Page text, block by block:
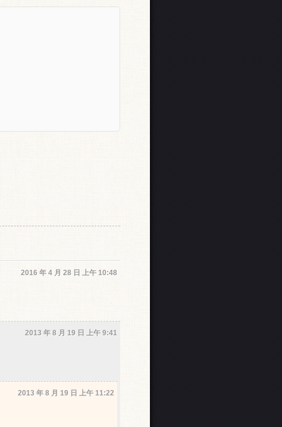
2016 年 4 月 28 日 上午 10:48
2013 年 8 月 19 日 上午 9:41
2013 年 8 月 19 日 上午 11:22